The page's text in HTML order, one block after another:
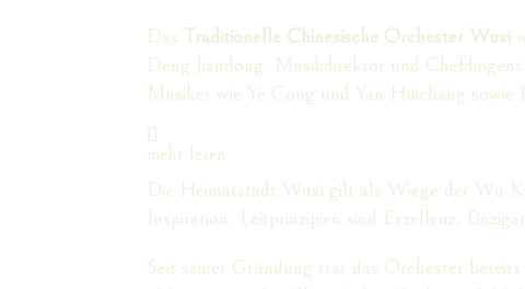
Das Traditionelle Chinesische Orchester Wuxi
Deng Jiandong. Musikdirektor und
Musiker wie Ye Cong und Yan Huichang
mehr lesen
Die Heimatstadt Wuxi gilt als Wiege der Wu-
Inspiration. Leitprinzipien sind Exzellenz,
Seit seiner Gründung trat das Orchester